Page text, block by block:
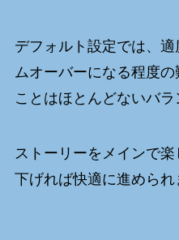
デフォルト設定では、
ムオーバーになる程度
ことはほとんどないバラ
ストーリーをメインで
下げれば快適に進められ